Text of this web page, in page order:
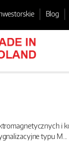
Blog
i
typu M...